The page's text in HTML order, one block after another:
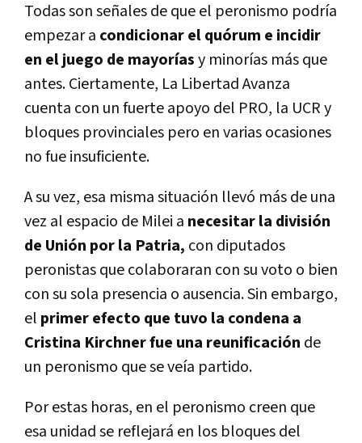
Todas son señales de que el peronismo podría
empezar a condicionar el quórum e incidir
en el juego de mayoríasy minorías más que
antes. Ciertamente, La Libertad Avanza
cuenta con un fuerte apoyo del PRO, la UCR y
bloques provinciales pero en varias ocasiones
no fue insuficiente.
A su vez, esa misma situación llevó más de una
vez al espacio de Milei a necesitar la división
de Unión por la Patria, con diputados
peronistas que colaboraran con su voto o bien
con su sola presencia o ausencia. Sin embargo,
el primer efecto que tuvo la condena a
Cristina Kirchner fue una reunificación de
un peronismo que se veía partido.
Por estas horas, en el peronismo creen que
esa unidad se reflejará en los bloques del